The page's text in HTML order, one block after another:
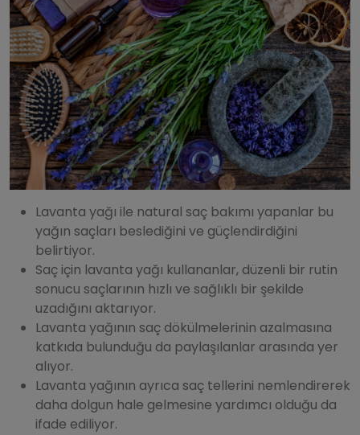
Lavanta yağı ile natural saç bakımı yapanlar bu
yağın saçları beslediğini ve güçlendirdiğini
belirtiyor.
Saç için lavanta yağı kullananlar, düzenli bir rutin
sonucu saçlarının hızlı ve sağlıklı bir şekilde
uzadığını aktarıyor.
Lavanta yağının saç dökülmelerinin azalmasına
katkıda bulunduğu da paylaşılanlar arasında yer
alıyor.
Lavanta yağının ayrıca saç tellerini nemlendirerek
daha dolgun hale gelmesine yardımcı olduğu da
ifade ediliyor.